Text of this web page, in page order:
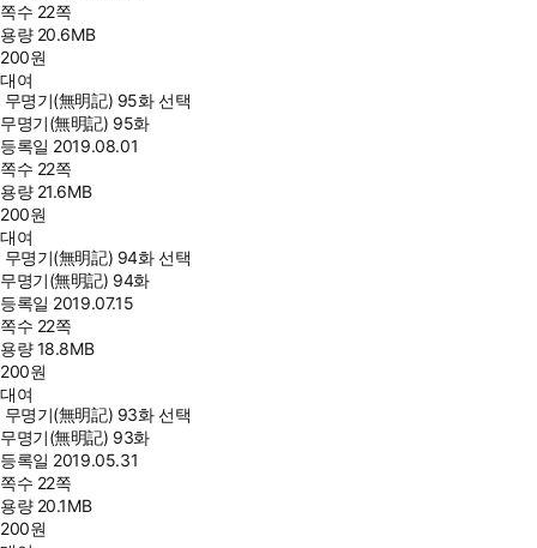
쪽수 22쪽
용량 20.6MB
200원
대여
무명기(無明記) 95화 선택
무명기(無明記) 95화
등록일 2019.08.01
쪽수 22쪽
용량 21.6MB
200원
대여
무명기(無明記) 94화 선택
무명기(無明記) 94화
등록일 2019.07.15
쪽수 22쪽
용량18.8MB
200원
대여
무명기(無明記) 93화 선택
무명기(無明記) 93화
등록일 2019.05.31
쪽수 22쪽
용량 20.1MB
200원